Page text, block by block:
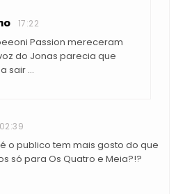
17:22
Passion mereceram
do Jonas parecia que
sair ...
02:39
o publico tem mais gosto do que
só para Os Quatro e Meia?!?